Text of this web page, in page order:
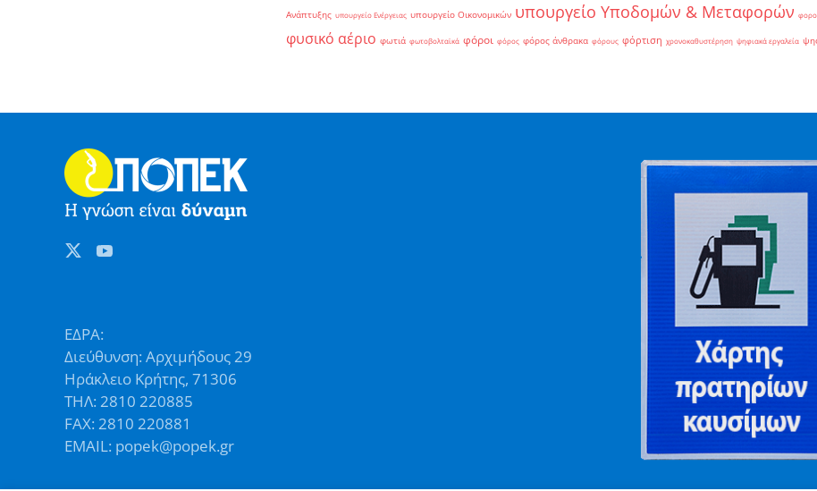
Ανάπτυξης υπουργείο Ενέργειας υπουργείο Οικονομικών υπουργείο Υποδομών & Μεταφορών
φυσικό αέριο φωτιά φωτοβολταϊκά φόροι φόρος φόρος άνθρακα φόρους φόρτιση χρονοκαθυστέρηση ψηφιακά εργαλεία
ΕΔΡΑ:
Διεύθυνση: Αρχιμήδους 29
Ηράκλειο Κρήτης, 71306
ΤΗΛ: 2810 220885
FAX: 2810 220881
EMAIL: popek@popek.gr